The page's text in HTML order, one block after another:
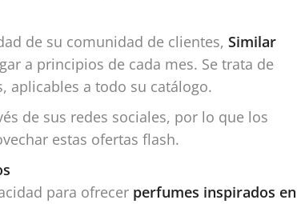
de su comunidad de clientes, Similar
a principios de cada mes. Se trata de
aplicables a todo su catálogo.
de sus redes sociales, por lo que los
estas ofertas flash.
para ofrecer perfumes inspirados en